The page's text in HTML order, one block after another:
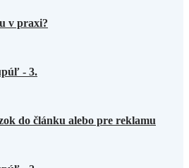
v praxi?
- 3.
do článku alebo pre reklamu